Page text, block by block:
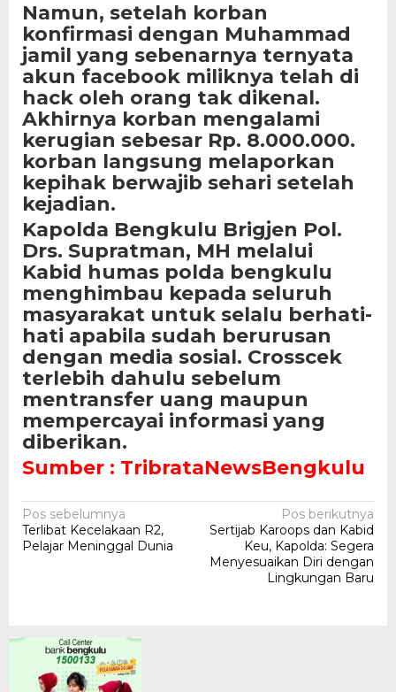
Namun, setelah korban
konfirmasi dengan Muhammad
jamil yang sebenarnya ternyata
akun facebook miliknya telah di
hack oleh orang tak dikenal.
Akhirnya korban mengalami
kerugian sebesar Rp. 8.000.000.
korban langsung melaporkan
kepihak berwajib sehari setelah
kejadian.
Kapolda Bengkulu Brigjen Pol.
Drs. Supratman, MH melalui
Kabid humas polda bengkulu
menghimbau kepada seluruh
masyarakat untuk selalu berhati-
hati apabila sudah berurusan
dengan media sosial. Crosscek
terlebih dahulu sebelum
mentransfer uang maupun
mempercayai informasi yang
diberikan.
Sumber : TribrataNewsBengkulu
Navigasi
pos
Pos sebelumnya
Terlibat Kecelakaan R2,
Pelajar Meninggal Dunia
Pos berikutnya
Sertijab Karoops dan Kabid
Keu, Kapolda: Segera
Menyesuaikan Diri dengan
Lingkungan Baru